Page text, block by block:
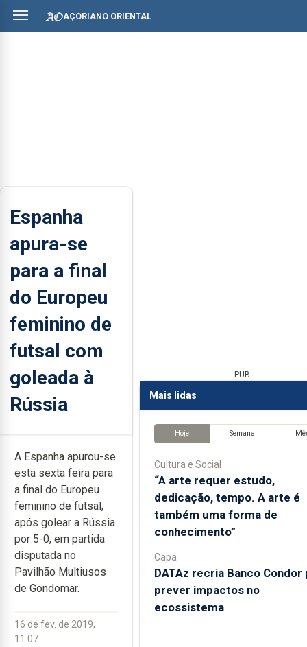
AÇORIANO ORIENTAL
Espanha
apura-se
para a final
do Europeu
feminino de
futsal com
goleada à
Rússia
A Espanha apurou-se
esta sexta feira para
a final do Europeu
feminino de futsal,
após golear a Rússia
por 5-0, em partida
disputada no
Pavilhão Multiusos
de Gondomar.
16 de fev. de 2019,
11:07
PUB
Mais lidas
Hoje Semana
Cultura e Social
“A arte requer estudo,
dedicação, tempo. A arte é
também uma forma de
conhecimento”
Capa
DATAz recria Banco Condor
prever impactos no
ecossistema